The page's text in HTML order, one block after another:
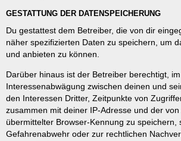
GESTATTUNG DER DATENSPEICHERUNG
Du gestattest dem Betreiber, die von dir
näher spezifizierten Daten zu speichern, um
und anbieten zu können.
Darüber hinaus ist der Betreiber berechtigt,
Interessenabwägung zwischen deinen und
den Interessen Dritter, Zeitpunkte von
zusammen mit deiner IP-Adresse und der
übermittelter Browser-Kennung zu speichern,
Gefahrenabwehr oder zur rechtlichen